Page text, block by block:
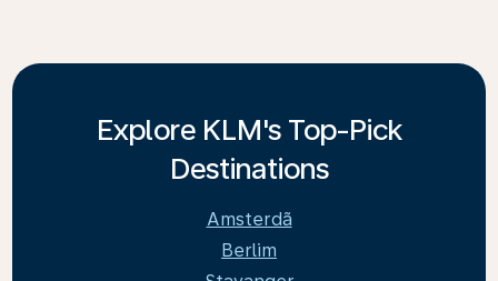
Explore KLM's Top-Pick
Destinations
Amsterdã
Berlim